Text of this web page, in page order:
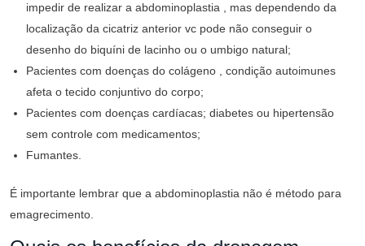
impedir de realizar a abdominoplastia , mas dependendo da
localização da cicatriz anterior vc pode não conseguir o
desenho do biquíni de lacinho ou o umbigo natural;
Pacientes com doenças do colágeno , condição autoimunes
afeta o tecido conjuntivo do corpo;
Pacientes com doenças cardíacas; diabetes ou hipertensão
sem controle com medicamentos;
Fumantes.
É importante lembrar que a abdominoplastia não é método para
emagrecimento.